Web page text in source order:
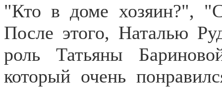
"Кто в доме хозяин?",
После этого, Наталью
роль Татьяны
который очень